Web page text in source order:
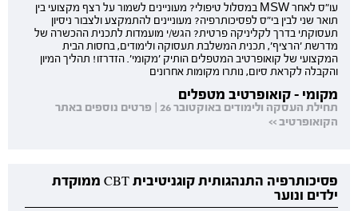
עו"ס לאחר MSW במסלול טיפולי? מעוניינים לשמור על רצף מקצועי בין
תואר שני לבין בי"ס לפסיכותרפיה? מעוניינים להתמקצע ולצבור ניסיון
תעסוקתי בדרך לקליניקה פרטית? הגש/י מועמדות לתכנית ההכשרה של
מדרשת 'הרציף', תכנית המשלבת תעסוקה ולימודים, בחסות הבית
המקצועי של קואופרטיב המטפלים הותיק 'מקומי'. הזדרזו! תהליך המיון
והקבלה לקראת סיום, נותרו מקומות אחרונים
מקומי - קואופרטיב מטפלים
תחילת העסקה ולימודים באוקטובר 26 | פרטים נוספים באתר
הקואופרטיב >>
פסיכותרפיה התנהגותית קוגניטיבית CBT ממוקדת
ילדים ונוער